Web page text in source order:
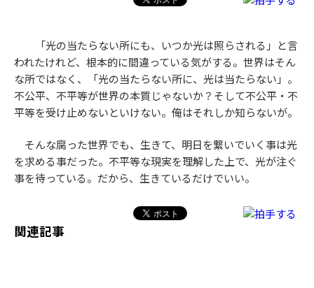
「光の当たらない所にも、いつか光は照らされる」と言
われたけれど、根本的に間違っている気がする。世界はそん
な所ではなく、「光の当たらない所に、光は当たらない」。
不公平、不平等が世界の本質じゃないか？そして不公平・不
平等を受け止めないといけない。俺はそれしか知らないが。
そんな腐った世界でも、生きて、明日を繋いでいく事は光
を求める事だった。不平等な現実を理解した上で、光が注ぐ
事を待っている。だから、生きているだけでいい。
関連記事